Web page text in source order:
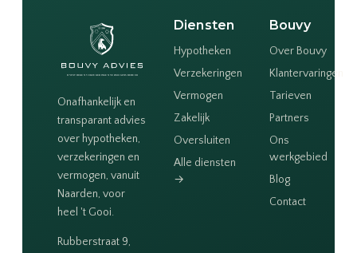
Onafhankelijk en
transparant advies
over hypotheken,
verzekeringen en
vermogen, vanuit
Naarden, voor
heel 't Gooi.
Rubberstraat 9,
Diensten
Hypotheken
Verzekeringen
Vermogen
Zakelijk
Oversluiten
Alle diensten
→
Bouvy
Over Bouvy
Klantervaringen
Tarieven
Partners
Ons
werkgebied
Blog
Contact